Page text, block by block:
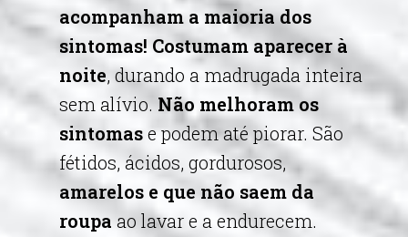
acompanham a maioria dos
sintomas! Costumam aparecer à
noite, durando a madrugada inteira
sem alívio.Não melhoram os
sintomase podem até piorar. São
fétidos, ácidos, gordurosos,
amarelos e que não saem da
roupa ao lavar e a endurecem.